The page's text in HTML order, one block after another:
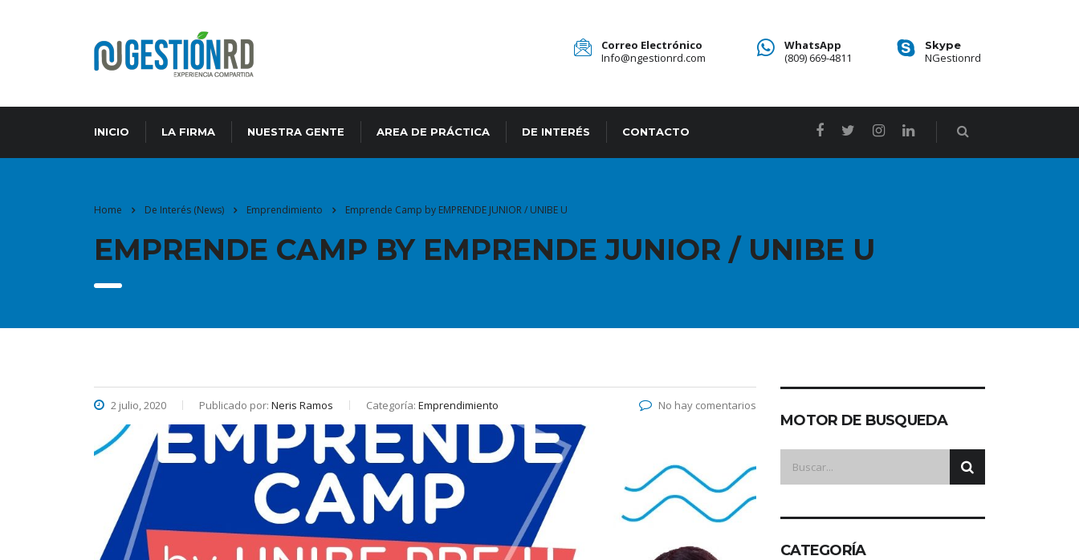
Skype
NGestionrd
WhatsApp
(809) 669-4811
Correo Electrónico
Info@ngestionrd.com
INICIO LA FIRMA NUESTRA GENTE AREA DE PRÁCTICA DE INTERÉS CONTACTO
Home De Interés (News) Emprendimiento Emprende Camp by EMPRENDE JUNIOR / UNIBE U
EMPRENDE CAMP BY EMPRENDE JUNIOR / UNIBE U
2 julio, 2020 Publicado por: Neris Ramos Categoría: Emprendimiento No hay comentarios
MOTOR DE BUSQUEDA
CATEGORÍA